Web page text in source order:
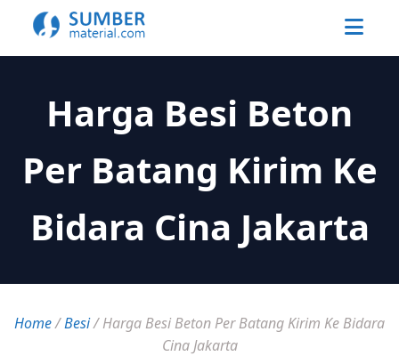
Harga Besi Beton
Per Batang Kirim Ke
Bidara Cina Jakarta
Home/Besi/Harga Besi Beton Per Batang Kirim Ke Bidara
Cina Jakarta